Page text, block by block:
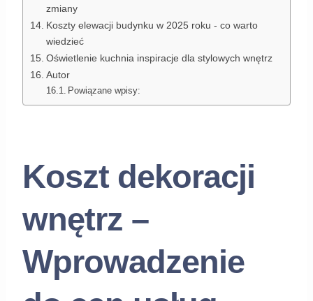
zmiany
Koszty elewacji budynku w 2025 roku - co warto
wiedzieć
Oświetlenie kuchnia inspiracje dla stylowych wnętrz
Autor
Powiązane wpisy:
Koszt dekoracji
wnętrz –
Wprowadzenie